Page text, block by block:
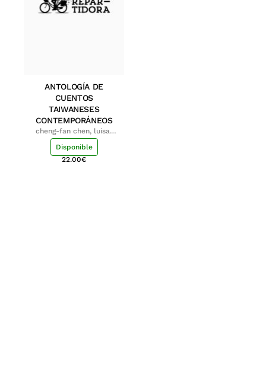
ANTOLOGÍA DE
CUENTOS
TAIWANESES
CONTEMPORÁNEOS
cheng-fan chen, luisa;
shu-ying chang, luisa
Disponible
22.00€